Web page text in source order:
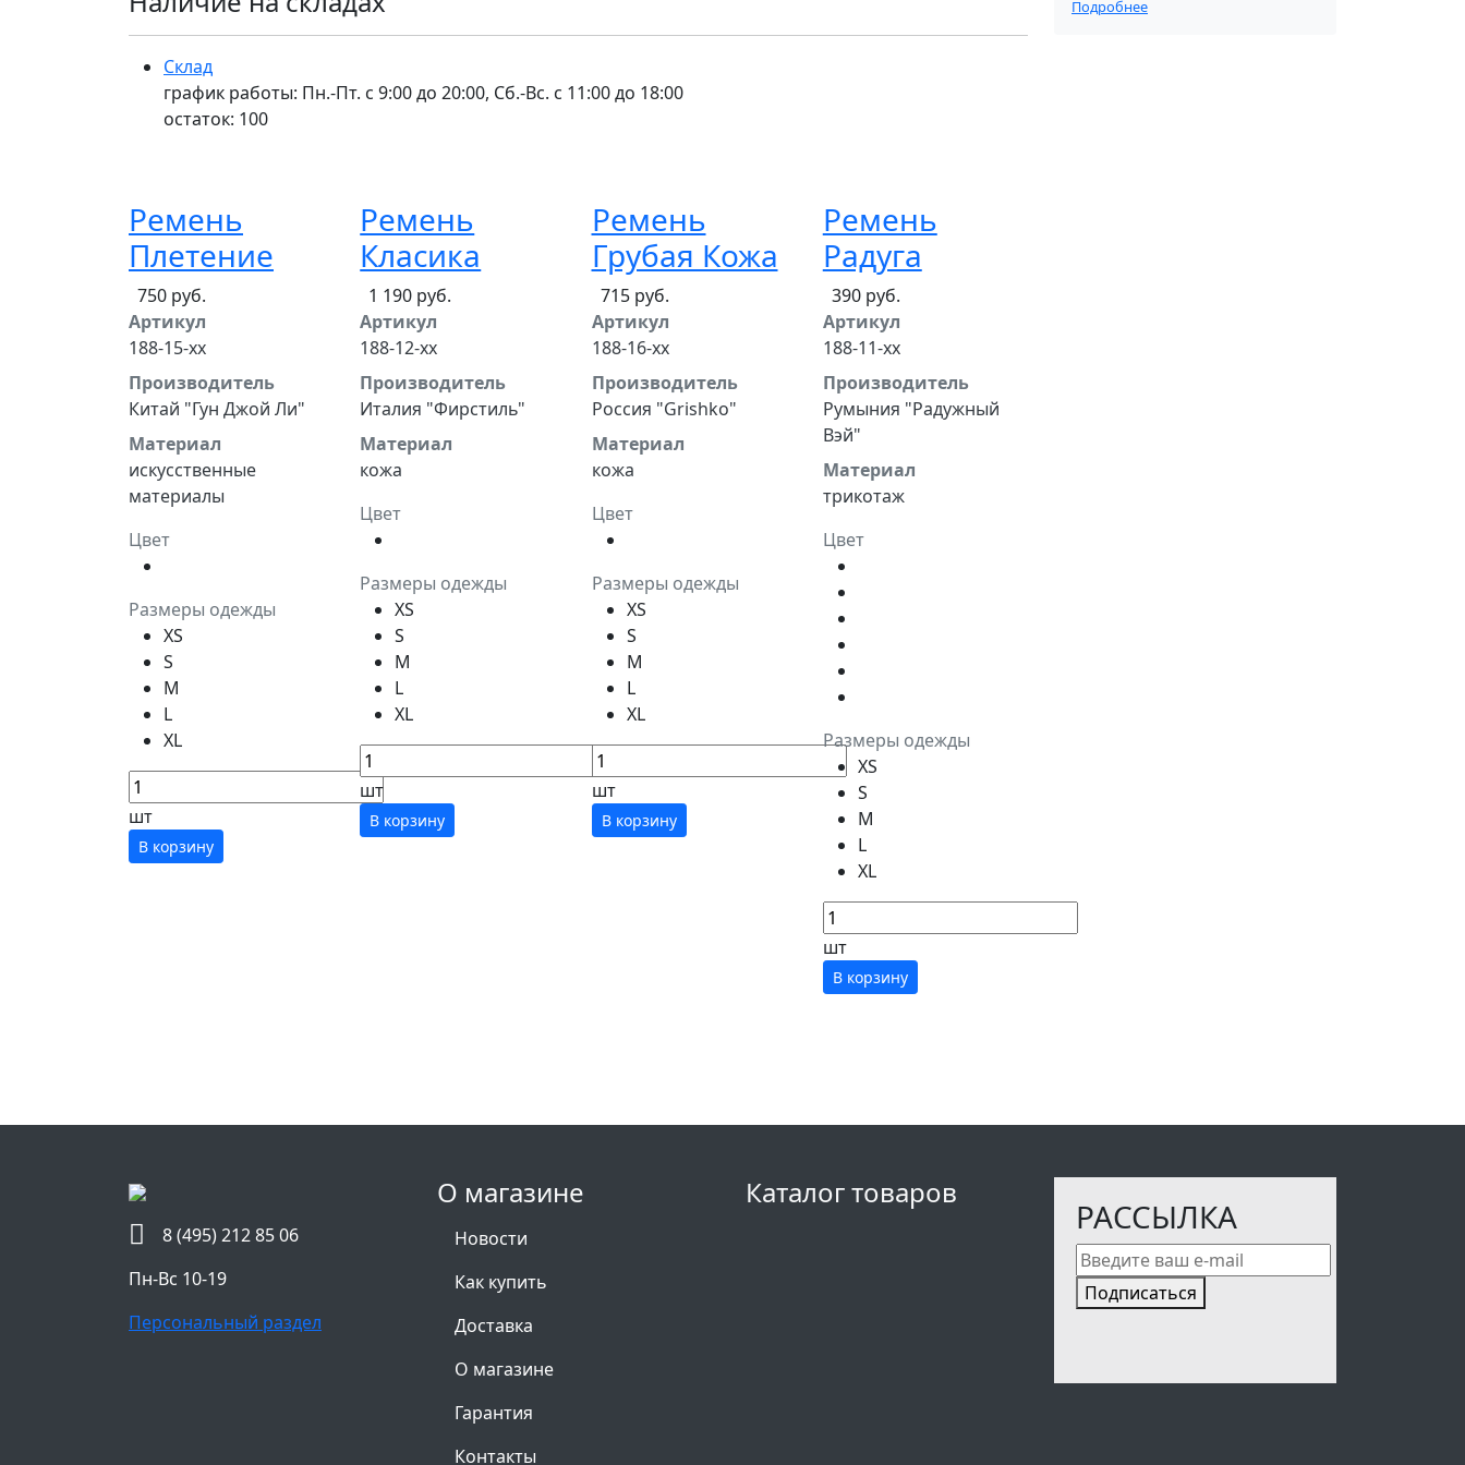
Склад
график работы: Пн.-Пт. с 9:00 до 20:00, Сб.-Вс. с 11:00 до 18:00
остаток: 100
Ремень
Плетение
750 руб.
Артикул
188-15-xx
Производитель
Китай "Гун Джой Ли"
Материал
искусственные
материалы
Цвет
Размеры одежды
XS
S
M
L
XL
шт
В корзину
Ремень
Класика
1 190 руб.
Артикул
188-12-xx
Производитель
Италия "Фирстиль"
Материал
кожа
Цвет
Размеры одежды
XS
S
M
L
XL
шт
В корзину
Ремень
Грубая Кожа
715 руб.
Артикул
188-16-xx
Производитель
Россия "Grishko"
Материал
кожа
Цвет
Размеры одежды
XS
S
M
L
XL
шт
В корзину
Ремень
Радуга
390 руб.
Артикул
188-11-xx
Производитель
Румыния "Радужный
Вэй"
Материал
трикотаж
Цвет
Размеры одежды
XS
S
M
L
XL
шт
В корзину
Подробнее
О магазине
Новости
Как купить
Доставка
О магазине
Гарантия
Контакты
Каталог товаров
РАССЫЛКА
Подписаться
8 (495) 212 85 06
Пн-Вс 10-19
Персональный раздел